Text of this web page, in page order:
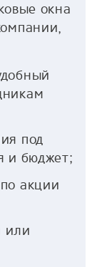
окна
под
и бюджет;
акции
или